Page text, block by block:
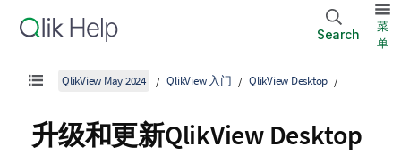
Search
菜
单
QlikView May 2024 QlikView 入门 QlikView Desktop
升级和更新QlikView Desktop